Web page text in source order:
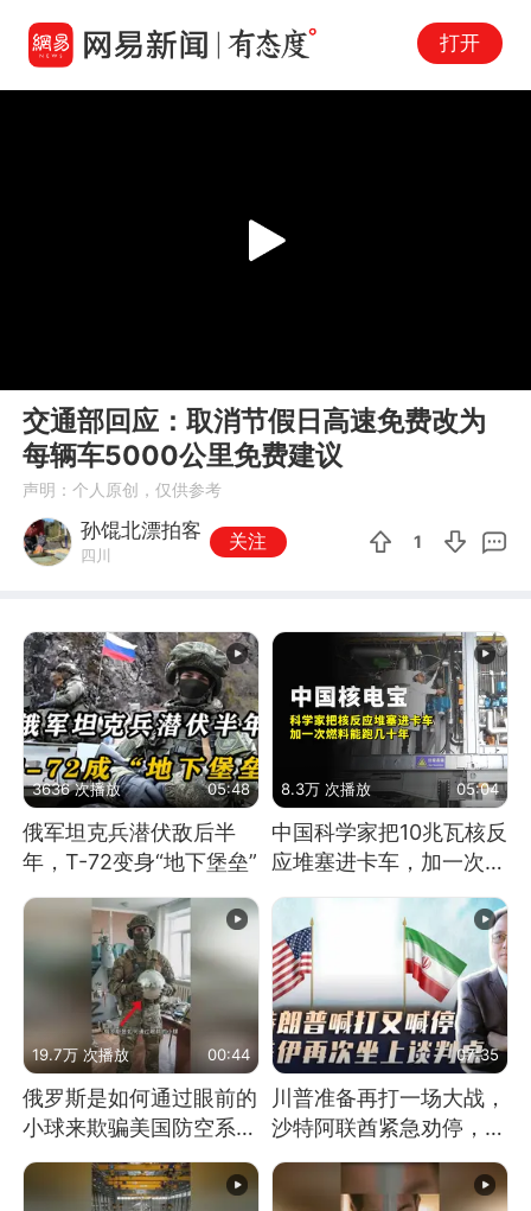
打开
Play
交通部回应：取消节假日高速免费改为
每辆车5000公里免费建议
声明：个人原创，仅供参考
孙馄北漂拍客
四川
关注 1
3636 次播放 05:48
俄军坦克兵潜伏敌后半
年，T-72变身“地下堡垒”
8.3万 次播放 05:04
中国科学家把10兆瓦核反
应堆塞进卡车，加一次燃
19.7万 次播放 00:44
俄罗斯是如何通过眼前的
小球来欺骗美国防空系统
的
07:35
川普准备再打一场大战，
沙特阿联酋紧急劝停，美
伊开启新一轮谈判